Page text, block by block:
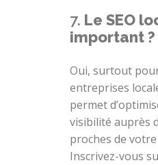
7. Le SEO
important ?
Oui, surtout
entreprises
permet
visibilité auprès
proches de
Inscrivez-vous